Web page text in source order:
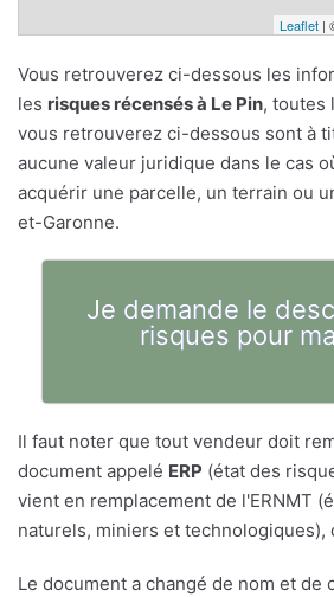
Leaflet |
Vous retrouverez ci-dessous les
les risques récensés à Le Pin, toutes
vous retrouverez ci-dessous sont à
aucune valeur juridique dans le cas
acquérir une parcelle, un terrain ou
et-Garonne.
Je demande le
risques pour
Il faut noter que tout vendeur doit
document appelé ERP (état des
vient en remplacement de l'ERNMT
naturels, miniers et technologiques),
Le document a changé de nom et de